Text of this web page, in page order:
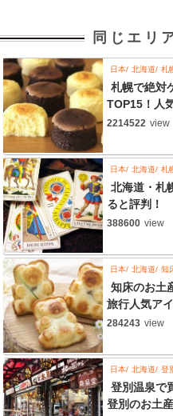
同じエリ
日本 北海道 札
札幌で絶対
TOP15！人
2214522 view
日本 北海道 札
北海道・札
ると評判！
388600 view
日本 北海道 知
知床のお土
旅行人気ア
284243 view
日本 北海道 登
登別温泉で
登別のお土